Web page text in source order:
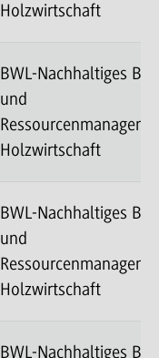
Holzwirtschaft
BWL-Nachhaltiges
und
Holzwirtschaft
BWL-Nachhaltiges
und
Holzwirtschaft
BWL-Nachhaltiges